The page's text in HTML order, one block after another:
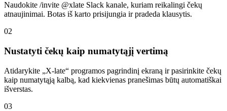
Naudokite /invite @xlate Slack kanale, kuriam reikalingi čekų
atnaujinimai. Botas iš karto prisijungia ir pradeda klausytis.
02
Nustatyti čekų kaip numatytąjį vertimą
Atidarykite „X-late“ programos pagrindinį ekraną ir pasirinkite čekų
kaip numatytąją kalbą, kad kiekvienas pranešimas būtų automatiškai
išverstas.
03